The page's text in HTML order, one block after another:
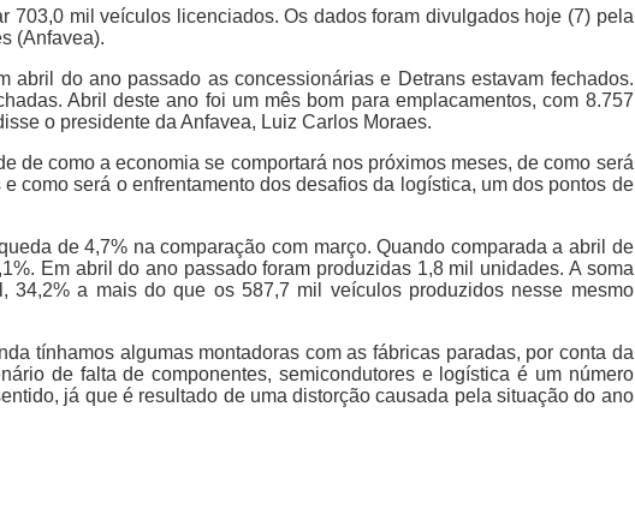
703,0 mil veículos licenciados. Os dados foram divulgados hoje (7) pela
(Anfavea).
abril do ano passado as concessionárias e Detrans estavam fechados.
Abril deste ano foi um mês bom para emplacamentos, com 8.757
o presidente da Anfavea, Luiz Carlos Moraes.
de como a economia se comportará nos próximos meses, de como será
como será o enfrentamento dos desafios da logística, um dos pontos de
de 4,7% na comparação com março. Quando comparada a abril de
Em abril do ano passado foram produzidas 1,8 mil unidades. A soma
a mais do que os 587,7 mil veículos produzidos nesse mesmo
tínhamos algumas montadoras com as fábricas paradas, por conta da
de falta de componentes, semicondutores e logística é um número
já que é resultado de uma distorção causada pela situação do ano